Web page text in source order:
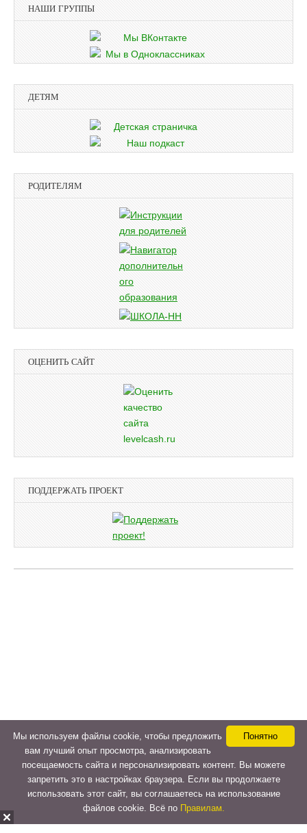
НАШИ ГРУППЫ
ДЕТЯМ
РОДИТЕЛЯМ
ОЦЕНИТЬ САЙТ
ПОДДЕРЖАТЬ ПРОЕКТ
Понятно
Мы используем файлы cookie, чтобы предложить
вам лучший опыт просмотра, анализировать
посещаемость сайта и персонализировать контент. Вы можете
запретить это в настройках браузера. Если вы продолжаете
использовать этот сайт, вы соглашаетесь на использование
файлов cookie. Всё по Правилам.